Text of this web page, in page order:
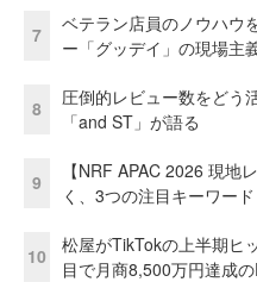
7
ベテラン店員のノウハウ
ー「グッデイ」の現場主
8
圧倒的レビュー数をどう
「and ST」が語る
9
【NRF APAC 2026 現地
く、3つの注目キーワード
10
松屋がTikTokの上半期ヒ
目で月商8,500万円達成